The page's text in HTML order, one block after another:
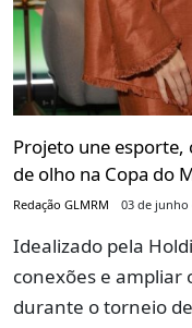
Projeto une
de olho na Copa do
Redação GLMRM 03 de junho
Idealizado pela
conexões e
durante o torneio